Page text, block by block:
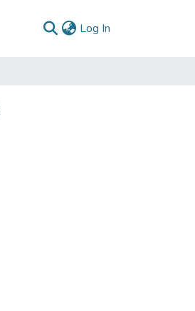
Log In